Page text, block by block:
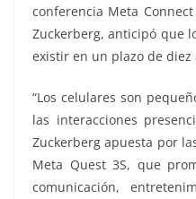
conferencia Meta
Zuckerberg, anticipó que
existir en un plazo de diez
“Los celulares son
las interacciones
Zuckerberg apuesta por
Meta Quest 3S, que
comunicación,